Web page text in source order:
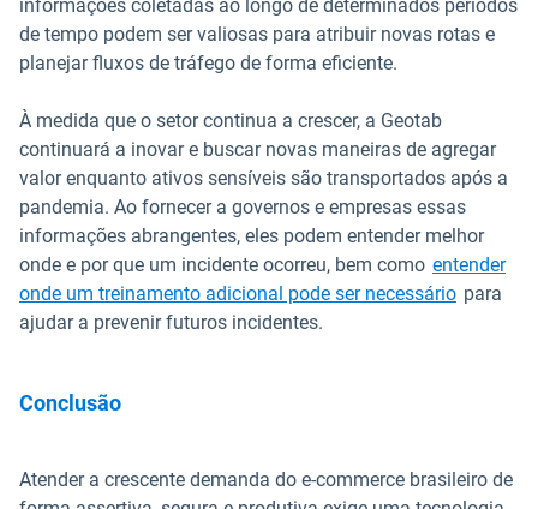
informações coletadas ao longo de determinados períodos
de tempo podem ser valiosas para atribuir novas rotas e
planejar fluxos de tráfego de forma eficiente.
À medida que o setor continua a crescer, a Geotab
continuará a inovar e buscar novas maneiras de agregar
valor enquanto ativos sensíveis são transportados após a
pandemia. Ao fornecer a governos e empresas essas
informações abrangentes, eles podem entender melhor
onde e por que um incidente ocorreu, bem como entender
onde um treinamento adicional pode ser necessário para
ajudar a prevenir futuros incidentes.
Conclusão
Atender a crescente demanda do e-commerce brasileiro de